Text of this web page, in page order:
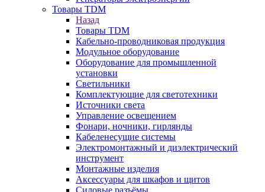
Товары TDM
Назад
Товары TDM
Кабельно-проводниковая продукция
Модульное оборудование
Оборудование для промышленной
установки
Светильники
Комплектующие для светотехники
Источники света
Управление освещением
Фонари, ночники, гирлянды
Кабеленесущие системы
Электромонтажный и диэлектрический
инструмент
Монтажные изделия
Аксессуары для шкафов и щитов
Силовые разъёмы